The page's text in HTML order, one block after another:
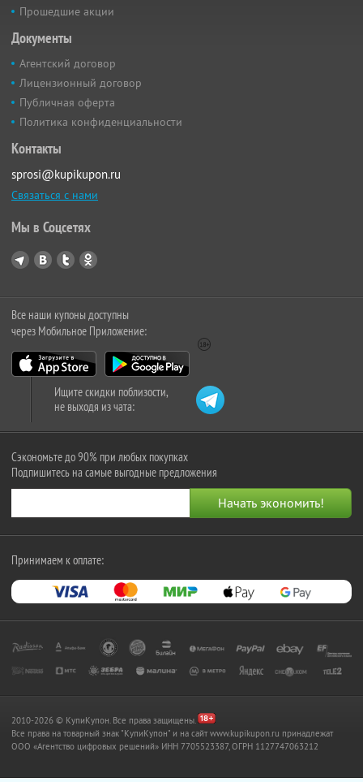
Прошедшие акции
Документы
Агентский договор
Лицензионный договор
Публичная оферта
Политика конфиденциальности
Контакты
sprosi@kupikupon.ru
Связаться с нами
Мы в Соцсетях
Все наши купоны доступны
через Мобильное Приложение:
Ищите скидки поблизости,
не выходя из чата:
Сэкономьте до 90% при любых покупках
Подпишитесь на самые выгодные предложения
Принимаем к оплате:
2010-2026 © КупиКупон. Все права защищены.
Все права на товарный знак "КупиКупон" и на сайт www.kupikupon.ru принадлежат
OOO «Агентство цифровых решений» ИНН 7705523387, ОГРН 1127747063212